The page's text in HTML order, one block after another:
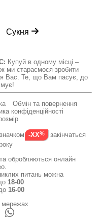
Сукня
Купуй в одному місці –
ми стараємося зробити
Вас. Те, що Вам пасує, до
Обмін та повернення
конфіденційності
-XX
закінчаться
обробляються онлайн
питань можна
18-00
16-00
мережах